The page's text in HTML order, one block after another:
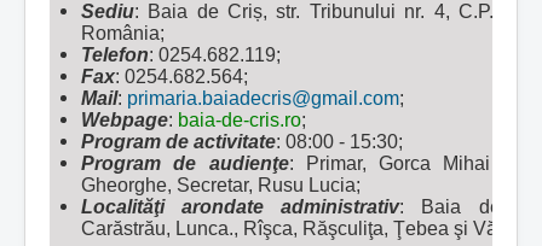
Sediu: Baia de Criș, str. Tribunului nr. 4, C.P.
România;
Telefon: 0254.682.119;
Fax: 0254.682.564;
Mail: primaria.baiadecris@gmail.com;
Webpage: baia-de-cris.ro;
Program de activitate: 08:00 - 15:30;
Program de audienţe: Primar, Gorca Mihai
Gheorghe, Secretar, Rusu Lucia;
Localităţi arondate administrativ: Baia de
Carăstrău, Lunca., Rîşca, Răşculiţa, Ţebea şi Văleni;